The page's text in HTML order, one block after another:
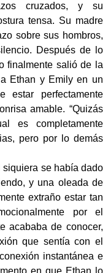
cruzados, y su
tensa. Su madre
sobre sus hombros,
Después de lo
finalmente salió de la
Ethan y Emily en un
estar perfectamente
amable. “Quizás
es completamente
pero por lo demás
siquiera se había dado
y una oleada de
extraño estar tan
por el
acababa de conocer,
que sentía con el
instantánea e
en que Ethan lo